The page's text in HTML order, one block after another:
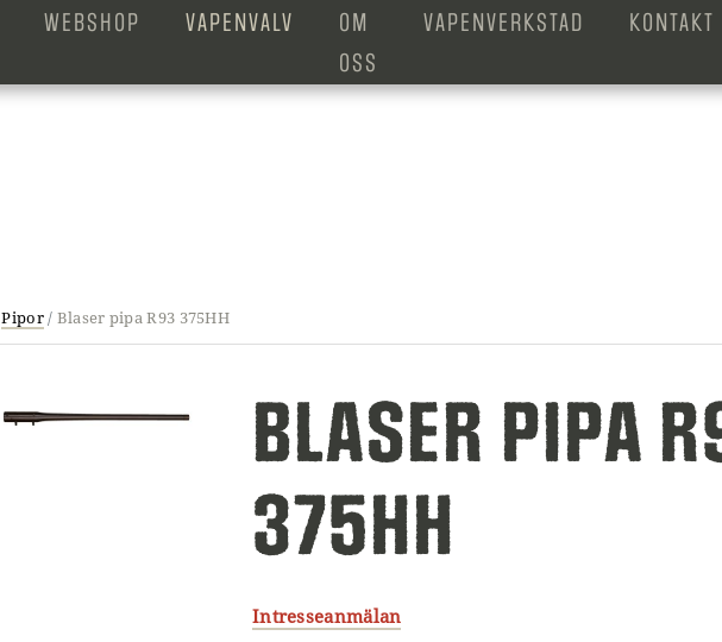
WEBSHOP VAPENVALV
OM
OSS
VAPENVERKSTAD KONTAKT
Pipor / Blaser pipa R93 375HH
BLASER PIPA
375HH
Intresseanmälan